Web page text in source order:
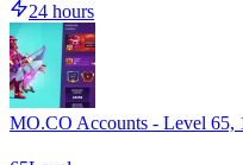
24 hours
MO.CO Accounts - Level 65,